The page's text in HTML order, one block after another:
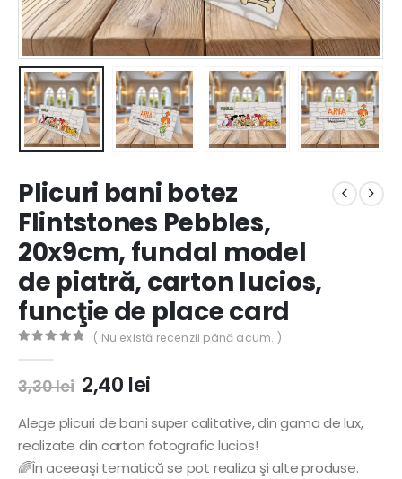
Plicuri bani botez
Flintstones Pebbles,
20x9cm, fundal model
de piatră, carton lucios,
funcţie de place card
( Nu există recenzii până acum. )
3,30lei Prețul
inițial
a
fost:
3,30 lei.
2,40 leiPrețul
este:
2,40 lei.
Alege plicuri de bani super calitative, din gama de lux,
realizate din carton fotografic lucios!
🌈În aceeaşi tematică se pot realiza şi alte produse.